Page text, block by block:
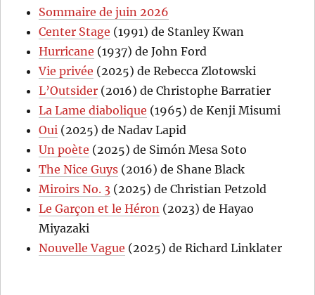
Sommaire de juin 2026
Center Stage (1991) de Stanley Kwan
Hurricane (1937) de John Ford
Vie privée (2025) de Rebecca Zlotowski
L’Outsider (2016) de Christophe Barratier
La Lame diabolique (1965) de Kenji Misumi
Oui (2025) de Nadav Lapid
Un poète (2025) de Simón Mesa Soto
The Nice Guys (2016) de Shane Black
Miroirs No. 3 (2025) de Christian Petzold
Le Garçon et le Héron (2023) de Hayao
Miyazaki
Nouvelle Vague (2025) de Richard Linklater